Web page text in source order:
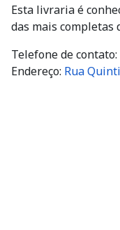
Esta livraria é
das mais completas
Telefone de contato:
Endereço: Rua